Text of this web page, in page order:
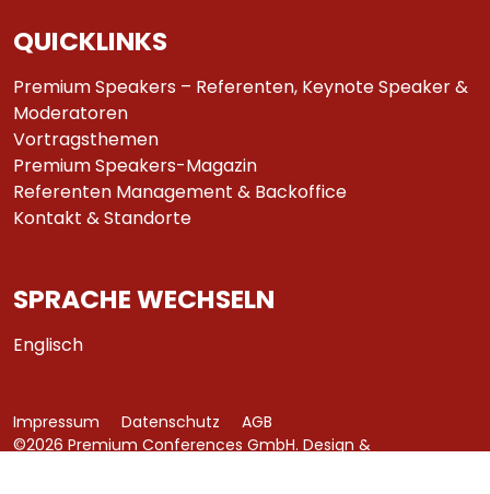
QUICKLINKS
Premium Speakers – Referenten, Keynote Speaker &
Moderatoren
Vortragsthemen
Premium Speakers-Magazin
Referenten Management & Backoffice
Kontakt & Standorte
SPRACHE WECHSELN
Englisch
©2026 Premium Conferences GmbH. Design &
Impressum Datenschutz AGB